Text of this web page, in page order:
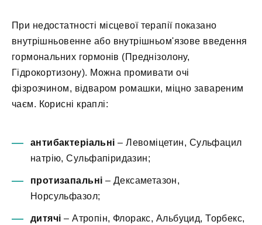
При недостатності місцевої терапії показано
внутрішньовенне або внутрішньом'язове введення
гормональних гормонів (Преднізолону,
Гідрокортизону). Можна промивати очі
фізрозчином, відваром ромашки, міцно завареним
чаєм. Корисні краплі:
антибактеріальні – Левоміцетин, Сульфацил
натрію, Сульфапіридазин;
протизапальні – Дексаметазон,
Норсульфазол;
дитячі – Атропін, Флоракс, Альбуцид, Торбекс,